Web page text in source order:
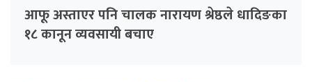
आफू अस्ताएर पनि चालक नारायण श्रेष्ठले धादिङका
१८ कानून व्यवसायी बचाए